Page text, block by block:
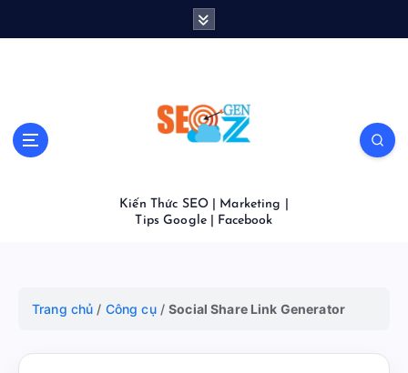
Kiến Thức SEO | Marketing |
Tips Google | Facebook
Trang chủ / Công cụ/Social Share Link Generator